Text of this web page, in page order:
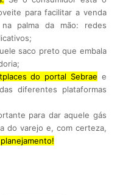
para facilitar a venda
na palma da mão: redes
saco preto que embala
do portal Sebrae e
diferentes plataformas
para dar aquele gás
do varejo e, com certeza,